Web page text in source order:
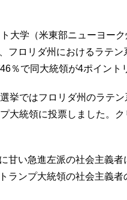
大学（米東部ニューヨー
フロリダ州におけるラテ
％で同大統領が4ポイント
挙ではフロリダ州のラテ
大統領に投票しました。
甘い急進左派の社会主義者
ランプ大統領の社会主義